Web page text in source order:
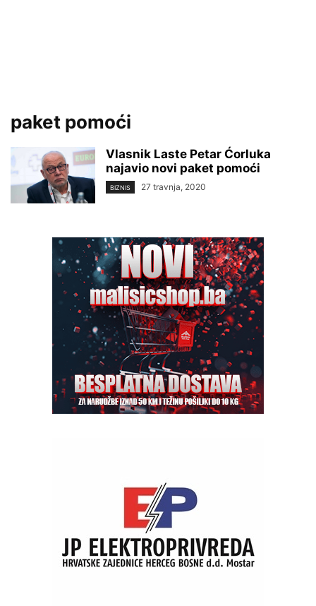
paket pomoći
Vlasnik Laste Petar Ćorluka
najavio novi paket pomoći
BIZNIS 27 travnja, 2020